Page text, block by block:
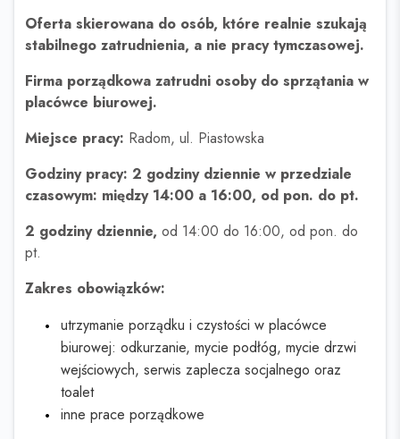
Oferta skierowana do osób, które realnie szukają
stabilnego zatrudnienia, a nie pracy tymczasowej.
Firma porządkowa zatrudni osoby do sprzątania w
placówce biurowej.
Miejsce pracy: Radom, ul. Piastowska
Godziny pracy: 2 godziny dziennie w przedziale
czasowym: między 14:00 a 16:00, od pon. do pt.
2 godziny dziennie, od 14:00 do 16:00, od pon. do
pt.
Zakres obowiązków:
utrzymanie porządku i czystości w placówce
biurowej: odkurzanie, mycie podłóg, mycie drzwi
wejściowych, serwis zaplecza socjalnego oraz
toalet
inne prace porządkowe